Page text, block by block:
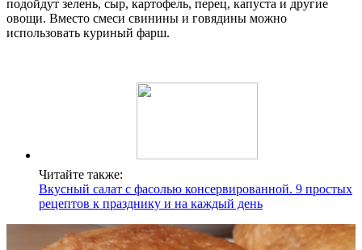
подойдут зелень, сыр, картофель, перец, капуста и другие
овощи. Вместо смеси свинины и говядины можно
использовать куриный фарш.
Читайте также:
Вкусный салат с фасолью консервированной. 9 простых
рецептов к празднику и на каждый день